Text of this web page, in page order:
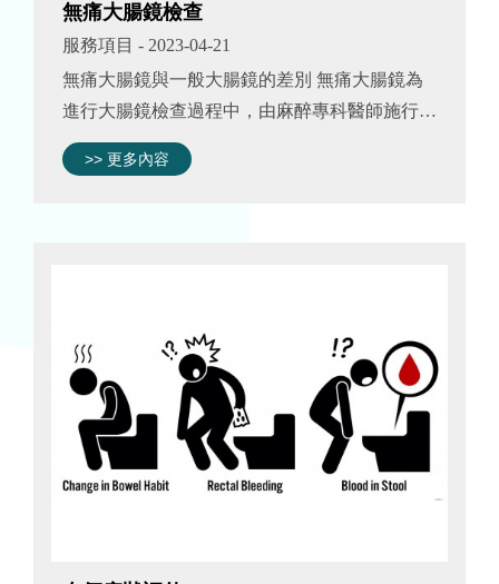
無痛大腸鏡檢查
服務項目 - 2023-04-21
無痛大腸鏡與一般大腸鏡的差別 無痛大腸鏡為
進行大腸鏡檢查過程中，由麻醉專科醫師施行舒
眠無痛麻醉，利用靜脈注射鎮靜、止痛藥物，以
利大腸鏡檢查之進行。一般大腸鏡則是病人全程
>> 更多內容